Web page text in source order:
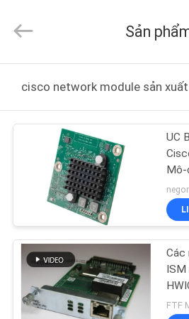
SẢN
PHẨM
VIDEO
VỀ
CHÚNG
TÔI
LonRise
Equipment
All
Reserved.
Sản
cisco network module sản
UC
Các
ISM
FTF